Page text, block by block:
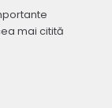
mai citită